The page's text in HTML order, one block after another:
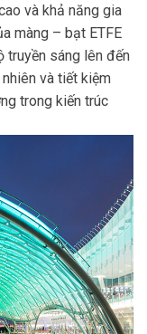
và khả năng gia
màng – bạt ETFE
truyền sáng lên đến
và tiết kiệm
trong kiến ​​trúc